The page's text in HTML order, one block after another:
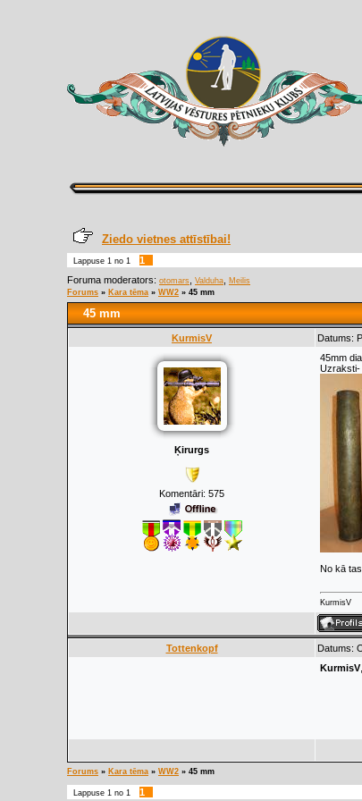
Ziedo vietnes attīstībai!
Lappuse 1 no 1
1
Foruma moderators: otomars Valduha
Meilis
Forums » Kara tēma » WW2 » 45 mm
45 mm
KurmisV Datums:
Ķirurgs
Komentāri: 575
45mm
Uzraksti-
No kā
KurmisV
Tottenkopf Datums:
KurmisV
Forums » Kara tēma » WW2 » 45 mm
Lappuse 1 no 1 1